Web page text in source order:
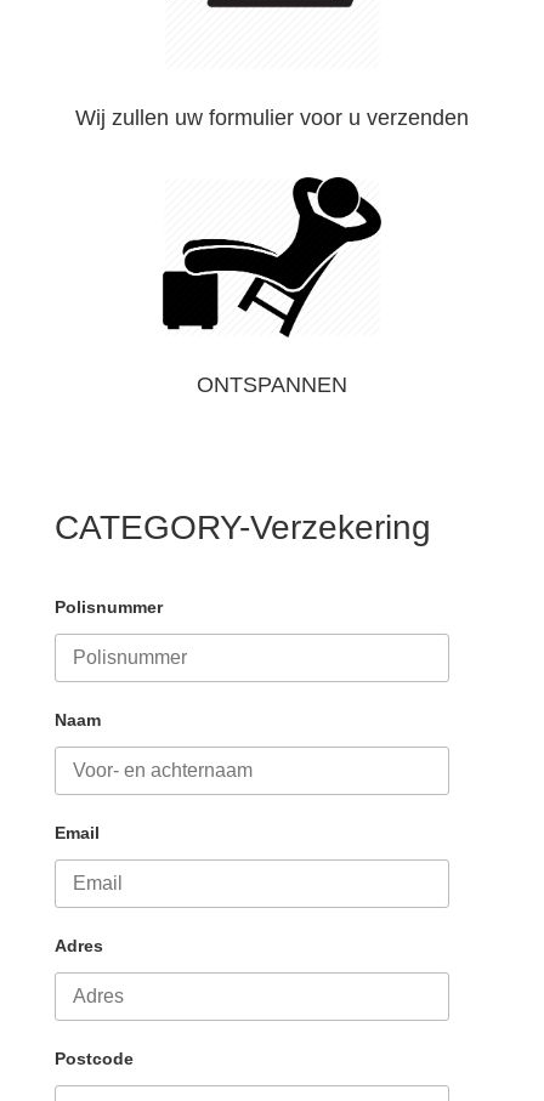
Wij zullen uw formulier voor u verzenden
ONTSPANNEN
CATEGORY-Verzekering
Polisnummer
Naam
Email
Adres
Postcode